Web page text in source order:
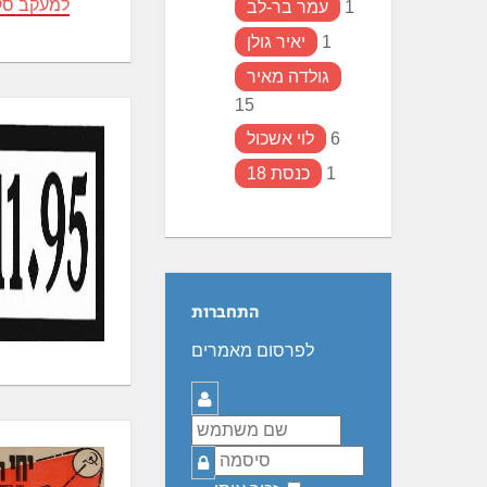
למעקב עמר בר-לב
1
יאיר גולן
1
גולדה מאיר
15
לוי אשכול
6
כנסת 18
1
התחברות
לפרסום מאמרים
שם
משתמש
סיסמה